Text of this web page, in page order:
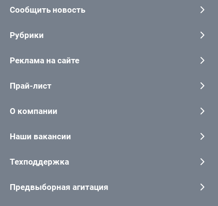
Сообщить новость
Рубрики
Реклама на сайте
Прай-лист
О компании
Наши вакансии
Техподдержка
Предвыборная агитация